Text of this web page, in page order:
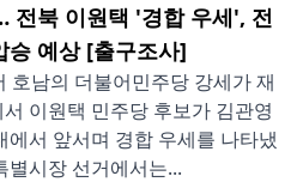
전북 이원택 '경합 우세', 전
승 예상 [출구조사]
호남의 더불어민주당 강세가 재
이원택 민주당 후보가 김관영
서 앞서며 경합 우세를 나타냈
별시장 선거에서는...